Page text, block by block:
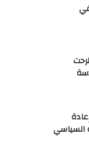
السياسي